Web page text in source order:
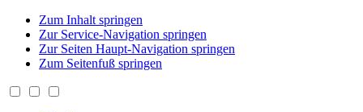
Zum Inhalt springen
Zur Service-Navigation springen
Zur Seiten Haupt-Navigation springen
Zum Seitenfuß springen